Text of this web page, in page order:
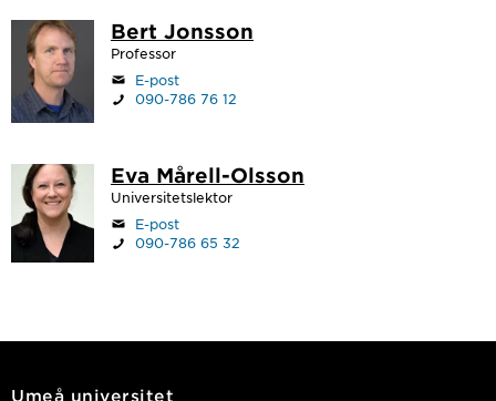
Bert Jonsson
Professor
E-post
090-786 76 12
Eva Mårell-Olsson
Universitetslektor
E-post
090-786 65 32
Umeå universitet